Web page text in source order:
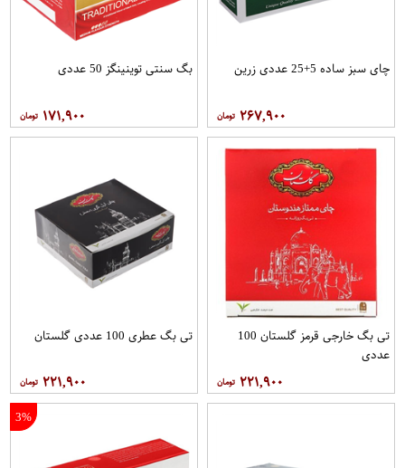
چای سبز ساده 5+25 عددی زرین
۲۶۷,۹۰۰
بگ سنتی توینینگز 50 عددی
۱۷۱,۹۰۰
تی بگ خارجی قرمز گلستان 100
عددی
۲۲۱,۹۰۰
تی بگ عطری 100 عددی گلستان
۲۲۱,۹۰۰
3%